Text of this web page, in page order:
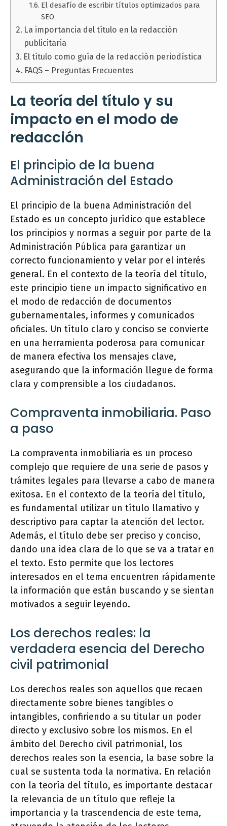
El desafío de escribir títulos optimizados para
SEO
La importancia del título en la redacción
publicitaria
El título como guía de la redacción periodística
FAQS – Preguntas Frecuentes
La teoría del título y su
impacto en el modo de
redacción
El principio de la buena
Administración del Estado
El principio de la buena Administración del
Estado es un concepto jurídico que establece
los principios y normas a seguir por parte de la
Administración Pública para garantizar un
correcto funcionamiento y velar por el interés
general. En el contexto de la teoría del título,
este principio tiene un impacto significativo en
el modo de redacción de documentos
gubernamentales, informes y comunicados
oficiales. Un título claro y conciso se convierte
en una herramienta poderosa para comunicar
de manera efectiva los mensajes clave,
asegurando que la información llegue de forma
clara y comprensible a los ciudadanos.
Compraventa inmobiliaria. Paso
a paso
La compraventa inmobiliaria es un proceso
complejo que requiere de una serie de pasos y
trámites legales para llevarse a cabo de manera
exitosa. En el contexto de la teoría del título,
es fundamental utilizar un título llamativo y
descriptivo para captar la atención del lector.
Además, el título debe ser preciso y conciso,
dando una idea clara de lo que se va a tratar en
el texto. Esto permite que los lectores
interesados en el tema encuentren rápidamente
la información que están buscando y se sientan
motivados a seguir leyendo.
Los derechos reales: la
verdadera esencia del Derecho
civil patrimonial
Los derechos reales son aquellos que recaen
directamente sobre bienes tangibles o
intangibles, confiriendo a su titular un poder
directo y exclusivo sobre los mismos. En el
ámbito del Derecho civil patrimonial, los
derechos reales son la esencia, la base sobre la
cual se sustenta toda la normativa. En relación
con la teoría del título, es importante destacar
la relevancia de un título que refleje la
importancia y la trascendencia de este tema,